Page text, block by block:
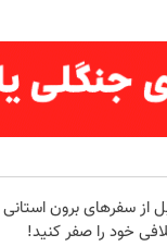
از سفرهای برون استانی
خود را صفر کنید!